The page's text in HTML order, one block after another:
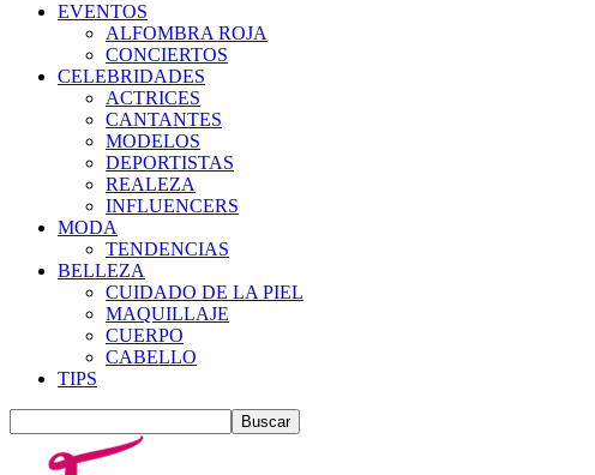
EVENTOS
ALFOMBRA ROJA
CONCIERTOS
CELEBRIDADES
ACTRICES
CANTANTES
MODELOS
DEPORTISTAS
REALEZA
INFLUENCERS
MODA
TENDENCIAS
BELLEZA
CUIDADO DE LA PIEL
MAQUILLAJE
CUERPO
CABELLO
TIPS